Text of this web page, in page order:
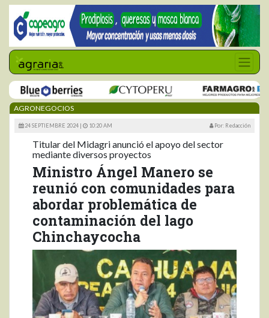
AGRONEGOCIOS
24 SEPTIEMBRE 2024 | 10:20 AM Por: Redacción
Titular del Midagri anunció el apoyo del sector
mediante diversos proyectos
Ministro Ángel Manero se
reunió con comunidades para
abordar problemática de
contaminación del lago
Chinchaycocha